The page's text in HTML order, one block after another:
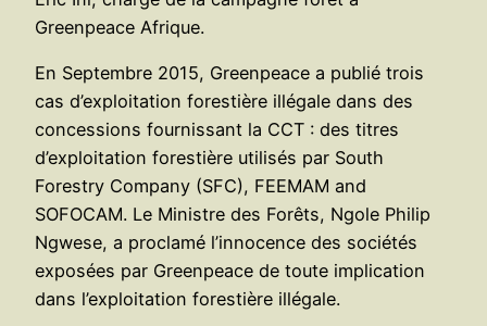
Greenpeace Afrique.
En Septembre 2015, Greenpeace a publié trois
cas d’exploitation forestière illégale dans des
concessions fournissant la CCT : des titres
d’exploitation forestière utilisés par South
Forestry Company (SFC), FEEMAM and
SOFOCAM. Le Ministre des Forêts, Ngole Philip
Ngwese, a proclamé l’innocence des sociétés
exposées par Greenpeace de toute implication
dans l’exploitation forestière illégale.